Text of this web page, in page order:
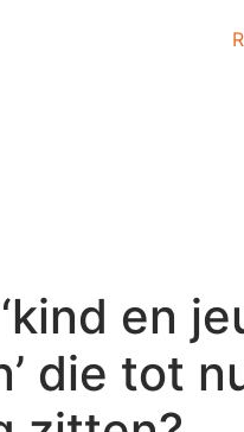
en
die tot